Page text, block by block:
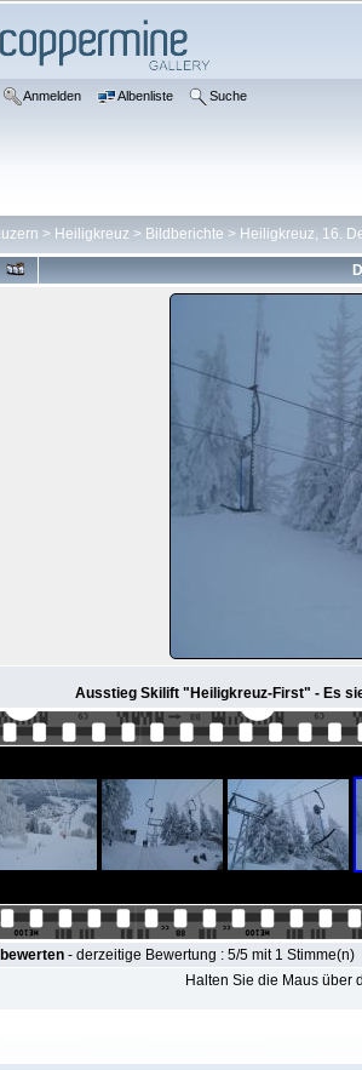
Anmelden Albenliste Suche
> Heiligkreuz > Bildberichte > Heiligkreuz, 16.
Ausstieg Skilift "Heiligkreuz-First" - Es
- derzeitige Bewertung : 5/5 mit 1 Stimme(n)
Halten Sie die Maus über